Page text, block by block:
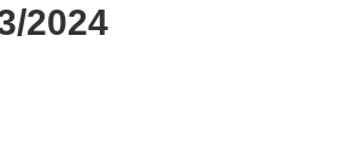
2024